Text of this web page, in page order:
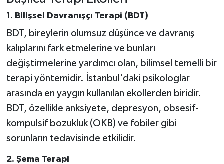
1. Bilişsel Davranışçı Terapi (BDT)
BDT, bireylerin olumsuz düşünce ve davranış
kalıplarını fark etmelerine ve bunları
değiştirmelerine yardımcı olan, bilimsel temelli bir
terapi yöntemidir. İstanbul'daki psikologlar
arasında en yaygın kullanılan ekollerden biridir.
BDT, özellikle anksiyete, depresyon, obsesif-
kompulsif bozukluk (OKB) ve fobiler gibi
sorunların tedavisinde etkilidir.
2. Şema Terapi